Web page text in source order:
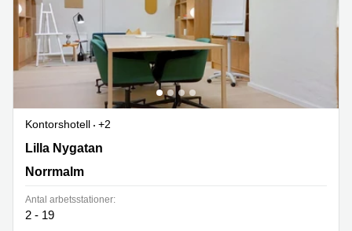
Kontorshotell
+2
Lilla Nygatan 23, Norrmalm
Lilla Nygatan
Norrmalm
Antal arbetsstationer:
2 - 19